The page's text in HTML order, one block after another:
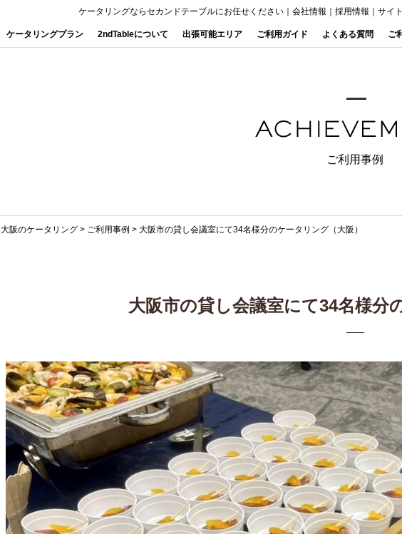
ケータリングならセカンドテーブルにお任せください 会社情報 採用情報 サイ
ケータリングプラン 2ndTableについて 出張可能エリア ご利用ガイド よくある質問 ご
ご利用事例
大阪のケータリング > ご利用事例 > 大阪市の貸し会議室にて34名様分のケータリング（大阪）
大阪市の貸し会議室にて34名様分